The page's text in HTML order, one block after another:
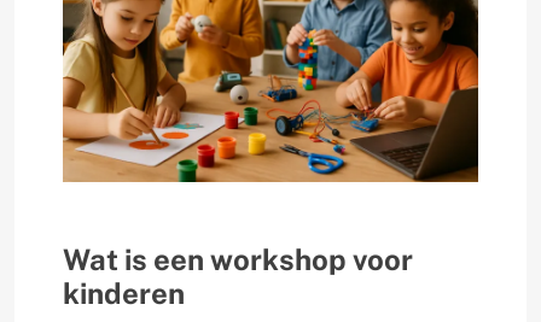
Wat is een workshop voor
kinderen